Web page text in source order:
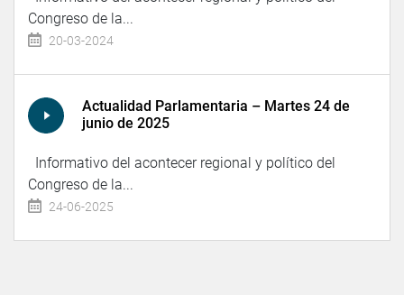
Congreso de la...
20-03-2024
Actualidad Parlamentaria – Martes 24 de
junio de 2025
Informativo del acontecer regional y político del
Congreso de la...
24-06-2025